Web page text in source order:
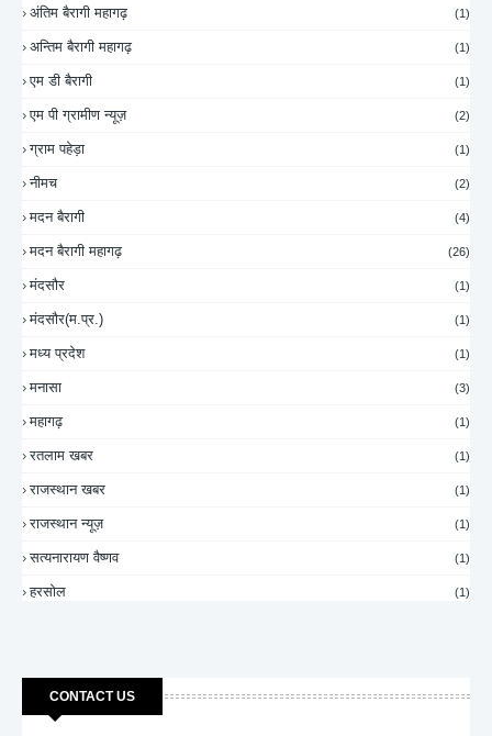
अंतिम बैरागी महागढ़ (1)
अन्तिम बैरागी महागढ़ (1)
एम डी बैरागी (1)
एम पी ग्रामीण न्यूज़ (2)
ग्राम पहेड़ा (1)
नीमच (2)
मदन बैरागी (4)
मदन बैरागी महागढ़ (26)
मंदसौर (1)
मंदसौर(म.प्र.) (1)
मध्य प्रदेश (1)
मनासा (3)
महागढ़ (1)
रतलाम खबर (1)
राजस्थान खबर (1)
राजस्थान न्यूज़ (1)
सत्यनारायण वैष्णव (1)
हरसोल (1)
CONTACT US